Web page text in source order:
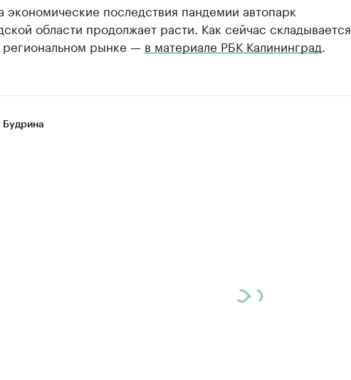
экономические последствия пандемии автопарк
области продолжает расти. Как сейчас складывается
региональном рынке — в материале РБК Калининград
Будрина